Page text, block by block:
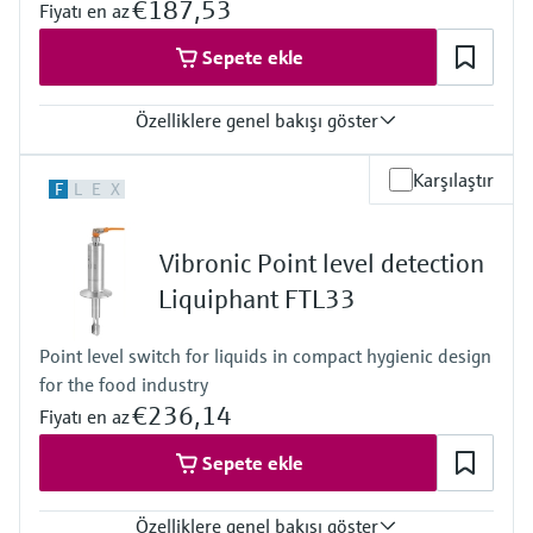
Fiyatı en az€187,53
Sepete ekle
Özelliklere genel bakışı göster
-40 °C ... 150 °C
Process pressure / max. overpressure limit
Vacuum ... 40 bar
(Vacuum ... 580 psi)
Min. density of medium
>0,7g/cm³
(>0,5g/cm³ optional)
F L E X Karşılaştır
Vibronic Point level detection
Liquiphant FTL33
Point level switch for liquids in compact hygienic design
for the food industry
Fiyatı en az€236,14
Sepete ekle
Özelliklere genel bakışı göster